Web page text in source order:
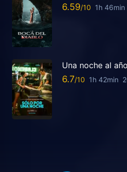
6.59 1h 46min
Una noche al año
6.7 1h 42min